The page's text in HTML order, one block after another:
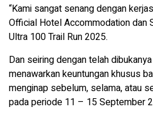
“Kami sangat senang dengan
Official Hotel Accommodation dan
Ultra 100 Trail Run 2025.
Dan seiring dengan telah
menawarkan keuntungan khusus
menginap sebelum, selama, atau
pada periode 11 – 15 September